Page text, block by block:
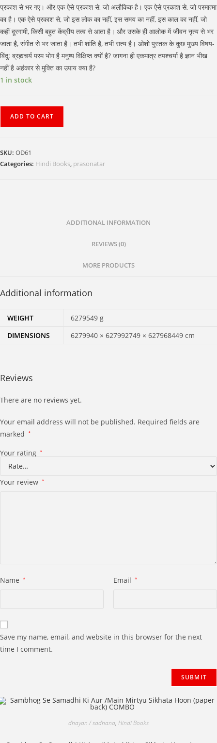
प्रकाश से भर गए। और एक ऐसे प्रकाश से, जो अलौकिक है। एक ऐसे प्रकाश से, जो परमात्मा
का है। एक ऐसे प्रकाश से, जो इस लोक का नहीं, इस समय का नहीं, इस काल का नहीं, जो
कहीं दूरगामी, किसी बहुत केंद्रीय तत्व से आता है। और उसके ही आलोक में जीवन नृत्य से भर
जाता है, संगीत से भर जाता है। तभी शांति है, तभी सत्य है। ओशो पुस्तक के कुछ मुख्य विषय-
बिंदु: ब्रह्मचर्य परम भोग है मनुष्य विक्षिप्त क्यों है? जागना ही एकमात्र तपश्चर्या है ज्ञान भीख
नहीं है अहंकार से मुक्ति का उपाय क्या है?
1 in stock
quantity
ADD TO CART
SKU: OD61
Categories: Hindi Books, prasonatar
ADDITIONAL INFORMATION
REVIEWS (0)
MORE PRODUCTS
Additional information
WEIGHT
6279549 g
DIMENSIONS
6279940 × 627992749 × 627968449 cm
Reviews
There are no reviews yet.
Your email address will not be published. Required fields are
marked *
Your rating *
Your review *
Name * Email *
Save my name, email, and website in this browser for the next
time I comment.
dhayan / sadhana, Hindi Books